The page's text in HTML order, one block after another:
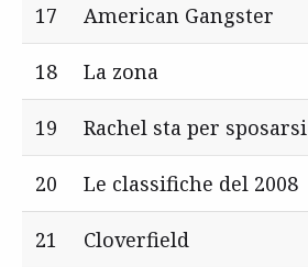
17 American Gangster
18 La zona
19 Rachel sta per sposarsi
20 Le classifiche del 2008
21 Cloverfield